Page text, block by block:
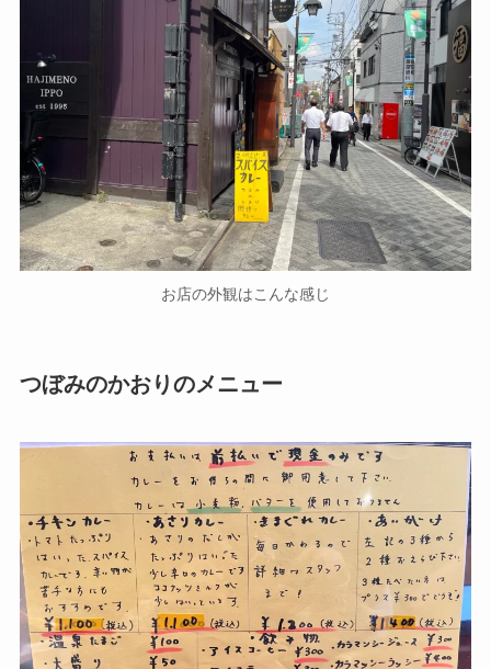
お店の外観はこんな感じ
つぼみのかおりのメニュー